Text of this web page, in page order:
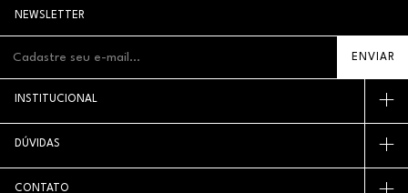
NEWSLETTER
INSTITUCIONAL
DÚVIDAS
CONTATO